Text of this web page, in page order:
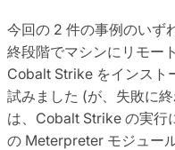
今回の 2 件の事例のいず
終段階でマシンにリモー
Cobalt Strike をインスト
試みました (が、失敗に
は、Cobalt Strike の実行
の Meterpreter モジュー